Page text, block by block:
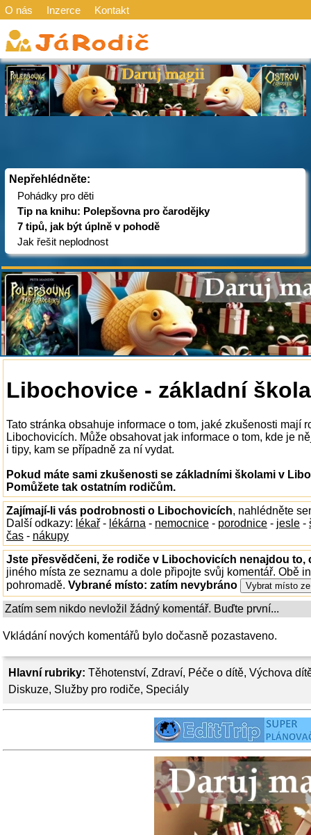
O nás Inzerce Kontakt
Nepřehlédněte:
Pohádky pro děti
Tip na knihu: Polepšovna pro čarodějky
7 tipů, jak být úplně v pohodě
Jak řešit neplodnost
Hlavní rubriky: Těhotenství, Zdraví, Péče o dítě, Výchova
Diskuze, Služby pro rodiče, Speciály
Libochovice - základní škola
Tato stránka obsahuje informace o tom, jaké zkušenosti mají
Libochovicích. Může obsahovat jak informace o tom, kde je
i tipy, kam se případně za ní vydat.
Pokud máte sami zkušenosti se základními školami v
Pomůžete tak ostatním rodičům.
Zajímají-li vás podrobnosti o Libochovicích, nahlédněte
Další odkazy: lékař - lékárna - nemocnice - porodnice - jesle -
čas - nákupy
Jste přesvědčeni, že rodiče v Libochovicích nenajdou to,
jiného místa ze seznamu a dole připojte svůj komentář. Obě
pohromadě. Vybrané místo: zatím nevybráno
Zatím sem nikdo nevložil žádný komentář. Buďte první...
Vkládání nových komentářů bylo dočasně pozastaveno.